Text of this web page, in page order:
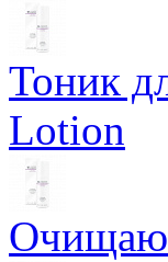
Тоник
Lotion